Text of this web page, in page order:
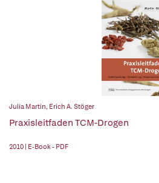
Julia Martin, Erich A. Stöger
Praxisleitfaden TCM-Drogen
2010 | E-Book - PDF